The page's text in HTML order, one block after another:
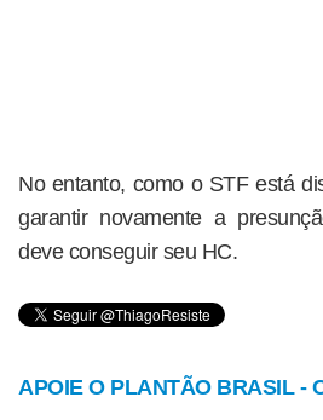
No entanto, como o STF está
garantir novamente a
deve conseguir seu HC.
APOIE O PLANTÃO BRASIL -